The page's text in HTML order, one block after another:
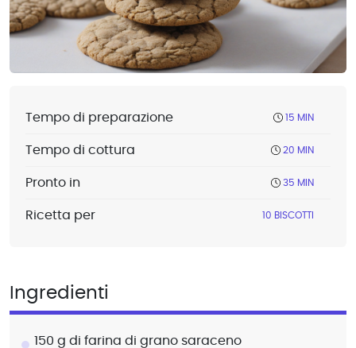
Tempo di preparazione 15 MIN
Tempo di cottura 20 MIN
Pronto in 35 MIN
Ricetta per 10 BISCOTTI
Ingredienti
150 g di farina di grano saraceno